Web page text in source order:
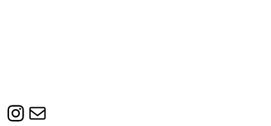
Instagram
Susanne.Boerner@zaw.uni-
heidelberg.de